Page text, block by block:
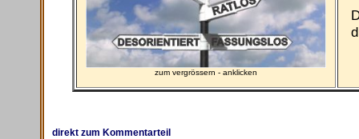
zum vergrössern - anklicken
direkt zum Kommentarteil